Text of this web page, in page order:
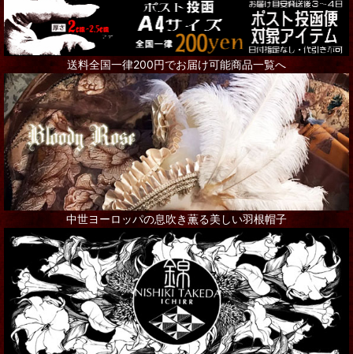
送料全国一律200円でお届け可能商品一覧へ
中世ヨーロッパの息吹き薫る美しい羽根帽子